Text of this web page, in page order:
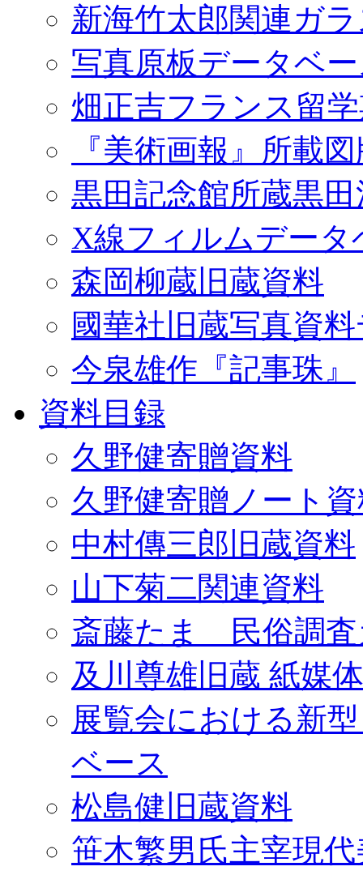
新海竹太郎関連ガ
写真原板データベ
畑正吉フランス留
『美術画報』所載
黒田記念館所蔵黒
X線フィルムデータ
森岡柳蔵旧蔵資料
國華社旧蔵写真資
今泉雄作『記事珠』
資料目録
久野健寄贈資料
久野健寄贈ノート
中村傳三郎旧蔵資料
山下菊二関連資料
斎藤たま 民俗調査
及川尊雄旧蔵 紙媒
展覧会における新
ベース
松島健旧蔵資料
笹木繁男氏主宰現